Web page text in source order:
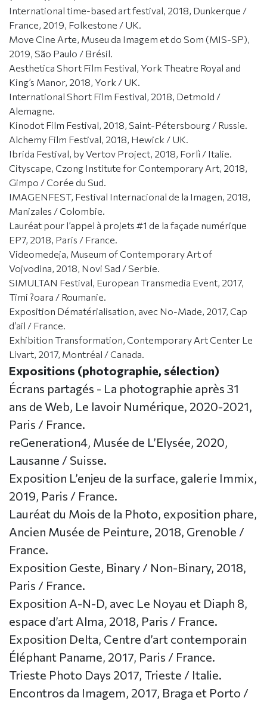
International time-based art festival, 2018, Dunkerque /
France, 2019, Folkestone / UK.
Move Cine Arte, Museu da Imagem et do Som (MIS-SP),
2019, São Paulo / Brésil.
Aesthetica Short Film Festival, York Theatre Royal and
King’s Manor, 2018, York / UK.
International Short Film Festival, 2018, Detmold /
Alemagne.
Kinodot Film Festival, 2018, Saint-Pétersbourg / Russie.
Alchemy Film Festival, 2018, Hewick / UK.
Ibrida Festival, by Vertov Project, 2018, Forlì / Italie.
Cityscape, Czong Institute for Contemporary Art, 2018,
Gimpo / Corée du Sud.
IMAGENFEST, Festival Internacional de la Imagen, 2018,
Manizales / Colombie.
Lauréat pour l’appel à projets #1 de la façade numérique
EP7, 2018, Paris / France.
Videomedeja, Museum of Contemporary Art of
Vojvodina, 2018, Novi Sad / Serbie.
SIMULTAN Festival, European Transmedia Event, 2017,
Timi ?oara / Roumanie.
Exposition Dématérialisation, avec No-Made, 2017, Cap
d’ail / France.
Exhibition Transformation, Contemporary Art Center Le
Livart, 2017, Montréal / Canada.
Expositions (photographie, sélection)
Écrans partagés - La photographie après 31
ans de Web, Le lavoir Numérique, 2020-2021,
Paris / France.
reGeneration4, Musée de L’Elysée, 2020,
Lausanne / Suisse.
Exposition L’enjeu de la surface, galerie Immix,
2019, Paris / France.
Lauréat du Mois de la Photo, exposition phare,
Ancien Musée de Peinture, 2018, Grenoble /
France.
Exposition Geste, Binary / Non-Binary, 2018,
Paris / France.
Exposition A-N-D, avec Le Noyau et Diaph 8,
espace d’art Alma, 2018, Paris / France.
Exposition Delta, Centre d’art contemporain
Éléphant Paname, 2017, Paris / France.
Trieste Photo Days 2017, Trieste / Italie.
Encontros da Imagem, 2017, Braga et Porto /